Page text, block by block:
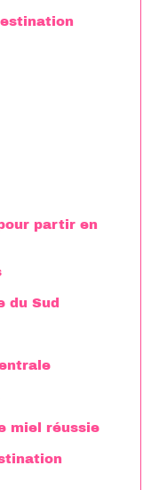
partir en
du Sud
miel réussie